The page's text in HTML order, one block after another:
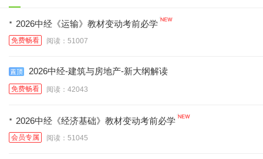
· 2026中经《运输》教材变动考前必学
免费畅看 阅读：51007
2026中经-建筑与房地产-新大纲解读
免费畅看 阅读：42043
· 2026中经《经济基础》教材变动考前必学
会员专属 阅读：51045